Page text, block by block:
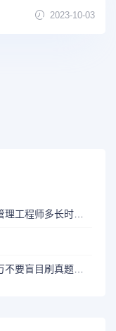
2023-10-03
2023下半年软考中级系统集成项目管理工程师多长时间出成绩
想上重点高中，初三数理化复习 千万不要盲目刷真题卷和模拟卷！